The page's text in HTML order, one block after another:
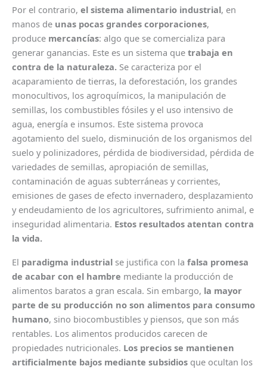
Por el contrario, el sistema alimentario industrial, en
manos de unas pocas grandes corporaciones,
produce mercancías: algo que se comercializa para
generar ganancias. Este es un sistema que trabaja en
contra de la naturaleza. Se caracteriza por el
acaparamiento de tierras, la deforestación, los grandes
monocultivos, los agroquímicos, la manipulación de
semillas, los combustibles fósiles y el uso intensivo de
agua, energía e insumos. Este sistema provoca
agotamiento del suelo, disminución de los organismos del
suelo y polinizadores, pérdida de biodiversidad, pérdida de
variedades de semillas, apropiación de semillas,
contaminación de aguas subterráneas y corrientes,
emisiones de gases de efecto invernadero, desplazamiento
y endeudamiento de los agricultores, sufrimiento animal, e
inseguridad alimentaria. Estos resultados atentan contra
la vida.
El paradigma industrial se justifica con la falsa promesa
de acabar con el hambre mediante la producción de
alimentos baratos a gran escala. Sin embargo, la mayor
parte de su producción no son alimentos para consumo
humano, sino biocombustibles y piensos, que son más
rentables. Los alimentos producidos carecen de
propiedades nutricionales. Los precios se mantienen
artificialmente bajos mediante subsidios que ocultan los